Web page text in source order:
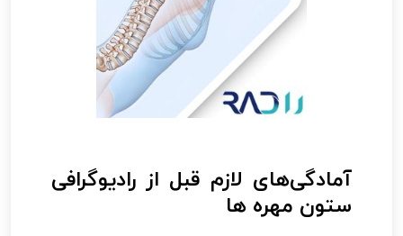
آمادگی‌های لازم قبل از رادیوگرافی
ستون مهره ها